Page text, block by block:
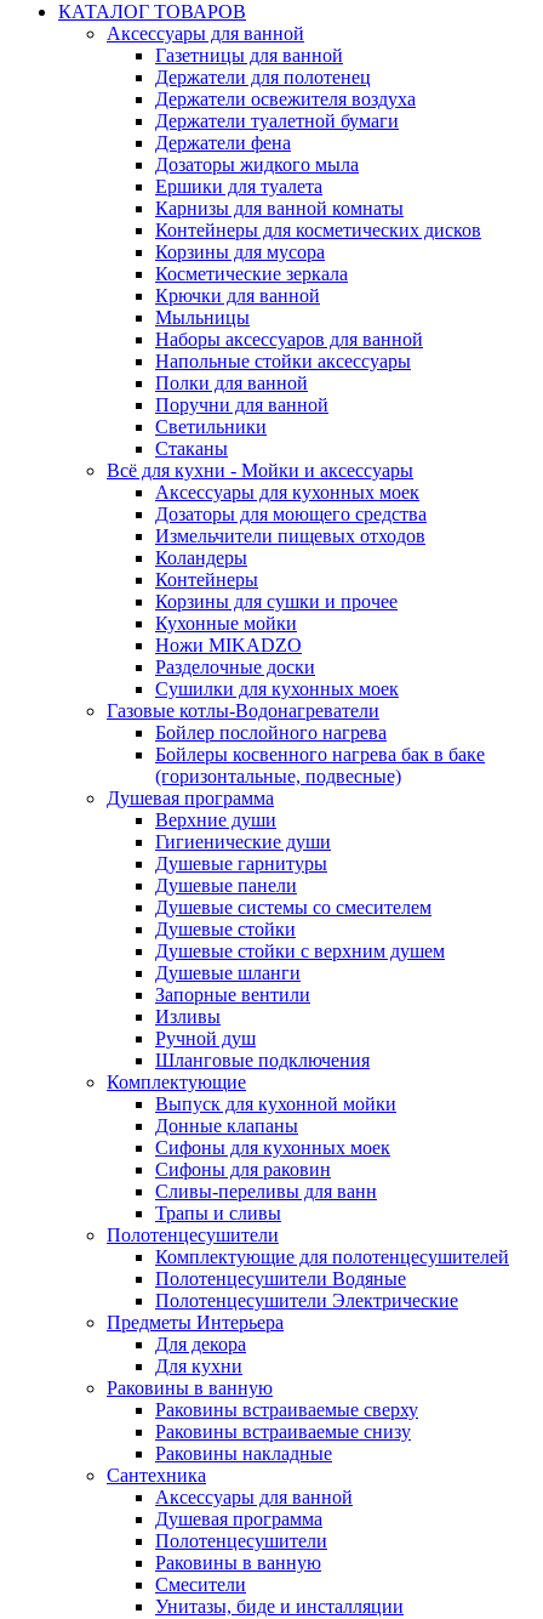
КАТАЛОГ ТОВАРОВ
Аксессуары для ванной
Газетницы для ванной
Держатели для полотенец
Держатели освежителя воздуха
Держатели туалетной бумаги
Держатели фена
Дозаторы жидкого мыла
Ершики для туалета
Карнизы для ванной комнаты
Контейнеры для косметических дисков
Корзины для мусора
Косметические зеркала
Крючки для ванной
Мыльницы
Наборы аксессуаров для ванной
Напольные стойки аксессуары
Полки для ванной
Поручни для ванной
Светильники
Стаканы
Всё для кухни - Мойки и аксессуары
Аксессуары для кухонных моек
Дозаторы для моющего средства
Измельчители пищевых отходов
Коландеры
Контейнеры
Корзины для сушки и прочее
Кухонные мойки
Ножи MIKADZO
Разделочные доски
Сушилки для кухонных моек
Газовые котлы-Водонагреватели
Бойлер послойного нагрева
Бойлеры косвенного нагрева бак в баке
(горизонтальные, подвесные)
Душевая программа
Верхние души
Гигиенические души
Душевые гарнитуры
Душевые панели
Душевые системы со смесителем
Душевые стойки
Душевые стойки с верхним душем
Душевые шланги
Запорные вентили
Изливы
Ручной душ
Шланговые подключения
Комплектующие
Выпуск для кухонной мойки
Донные клапаны
Сифоны для кухонных моек
Сифоны для раковин
Сливы-переливы для ванн
Трапы и сливы
Полотенцесушители
Комплектующие для полотенцесушителей
Полотенцесушители Водяные
Полотенцесушители Электрические
Предметы Интерьера
Для декора
Для кухни
Раковины в ванную
Раковины встраиваемые сверху
Раковины встраиваемые снизу
Раковины накладные
Сантехника
Аксессуары для ванной
Душевая программа
Полотенцесушители
Раковины в ванную
Смесители
Унитазы, биде и инсталляции